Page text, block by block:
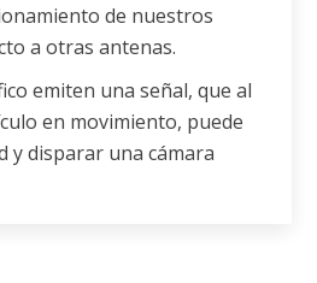
de nuestros
a otras antenas.
emiten una señal, que al
en movimiento, puede
y disparar una cámara